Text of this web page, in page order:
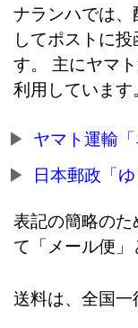
ナランハでは
してポストに
す。 主にヤマ
利用しています。
ヤマト運輸
日本郵政「
表記の簡略の
て「メール便」
送料は、全国一